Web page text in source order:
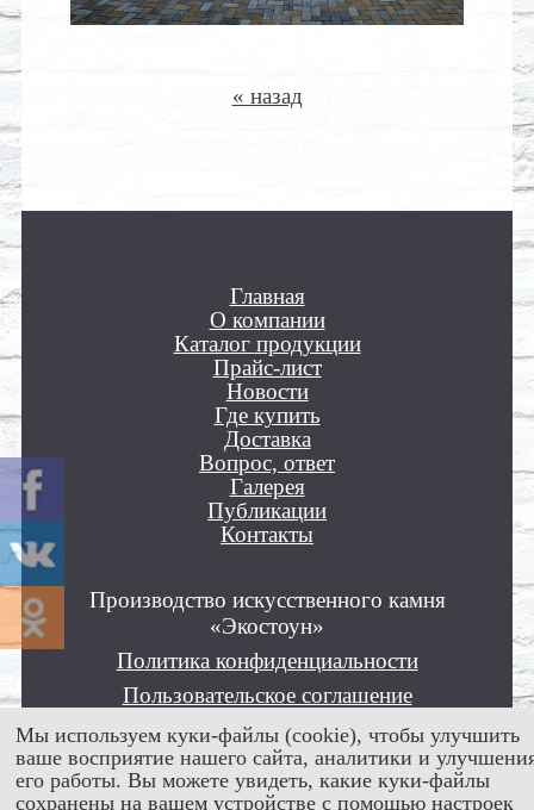
« назад
Главная
О компании
Каталог продукции
Прайс-лист
Новости
Где купить
Доставка
Вопрос, ответ
Галерея
Публикации
Контакты
Производство искусственного камня
«Экостоун»
Политика конфиденциальности
Пользовательское соглашение
Положение об обработке персональных
данных
Все права защищены © 2012 - 2026
Мы используем куки-файлы (cookie), чтобы улучшить
ваше восприятие нашего сайта, аналитики и
его работы. Вы можете увидеть, какие куки-файлы
сохранены на вашем устройстве с помощью настроек